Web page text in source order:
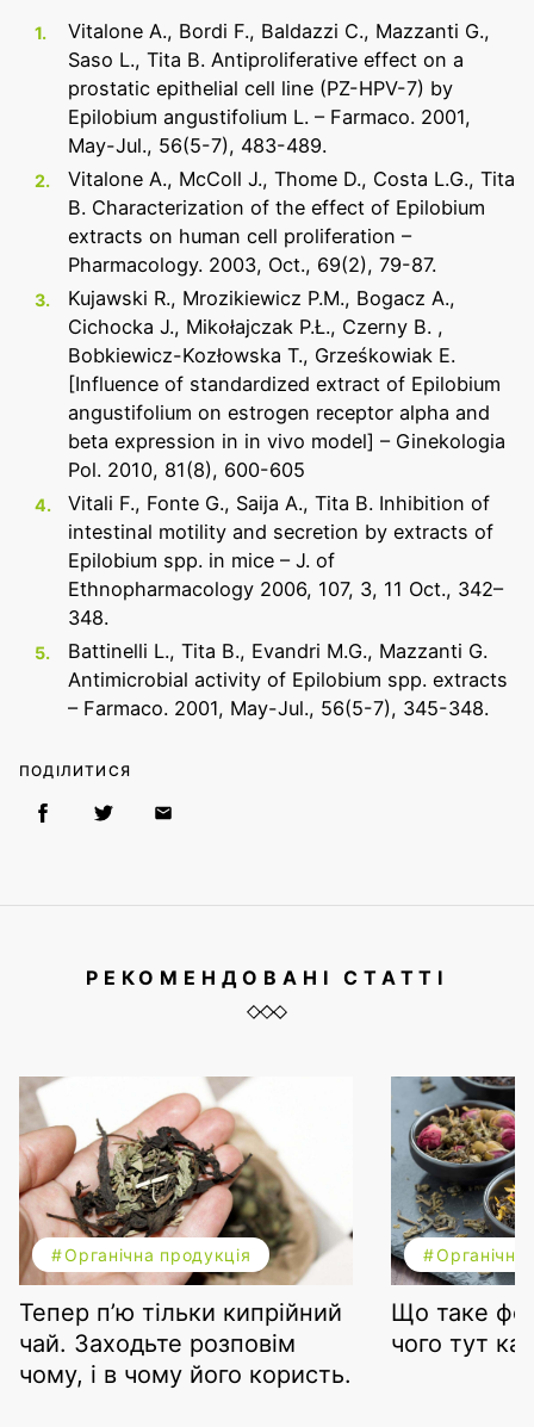
Vitalone A., Bordi F., Baldazzi C., Mazzanti G.,
Saso L., Tita B. Antiproliferative effect on a
prostatic epithelial cell line (PZ-HPV-7) by
Epilobium angustifolium L. – Farmaco. 2001,
May-Jul., 56(5-7), 483-489.
Vitalone A., McColl J., Thome D., Costa L.G., Tita
B. Characterization of the effect of Epilobium
extracts on human cell proliferation –
Pharmacology. 2003, Oct., 69(2), 79-87.
Kujawski R., Mrozikiewicz P.M., Bogacz A.,
Cichocka J., Mikołajczak P.Ł., Czerny B. ,
Bobkiewicz-Kozłowska T., Grześkowiak E.
[Influence of standardized extract of Epilobium
angustifolium on estrogen receptor alpha and
beta expression in in vivo model] – Ginekologia
Pol. 2010, 81(8), 600-605
Vitali F., Fonte G., Saija A., Tita B. Inhibition of
intestinal motility and secretion by extracts of
Epilobium spp. in mice – J. of
Ethnopharmacology 2006, 107, 3, 11 Oct., 342–
348.
Battinelli L., Tita B., Evandri M.G., Mazzanti G.
Antimicrobial activity of Epilobium spp. extracts
– Farmaco. 2001, May-Jul., 56(5-7), 345-348.
ПОДІЛИТИСЯ
Поділитися на Facebook
Поділіться у Twitter
Надіслати на Email
РЕКОМЕНДОВАНІ СТАТТІ
Органічна продукція
Тепер п’ю тільки кипрійний
чай. Заходьте розповім
чому, і в чому його користь.
Органічна
Що таке
чого тут